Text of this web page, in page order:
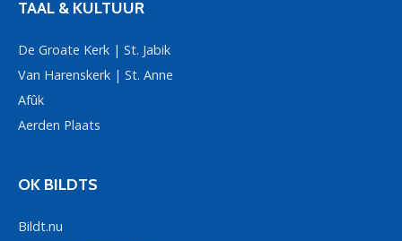
TAAL & KULTUUR
De Groate Kerk | St. Jabik
Van Harenskerk | St. Anne
Afûk
Aerden Plaats
OK BILDTS
Bildt.nu